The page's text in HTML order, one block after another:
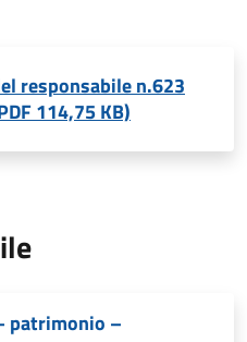
responsabile n.623
114,75 KB)
patrimonio –